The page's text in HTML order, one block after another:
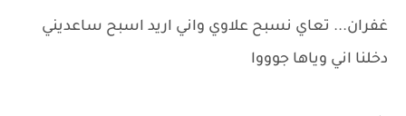
غفران... تعاي نسبح علاوي واني اريد اسبح ساعديني
دخلنا اني وياها جوووا